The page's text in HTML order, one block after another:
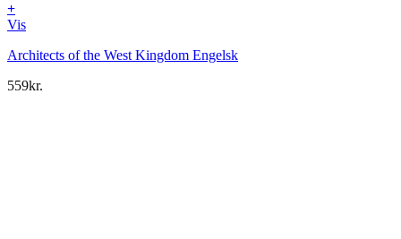
+
Vis
Architects of the West Kingdom Engelsk
559kr.